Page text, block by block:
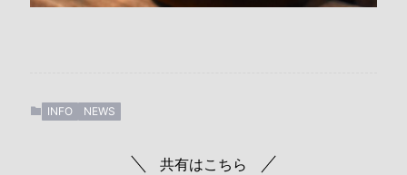
INFO NEWS
共有はこちら